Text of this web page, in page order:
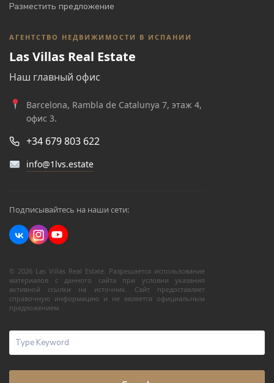
Разместить предложение
АГЕНТСТВО НЕДВИЖИМОСТИ В ИСПАНИИ
Las Villas Real Estate
Наш главный офис
Barcelona, Rambla de Catalunya 7, этаж 4,
офис 3.
+34 679 803 622
info@1lvs.estate
Подписывайтесь на наши сети:
© 2026 Las Villas Real Estate. Разрешается использование
материалов с данного сайта при условии указания
активной ссылки на источник. Сайт предоставляет
справочную информацию и не является официальным
предложением.